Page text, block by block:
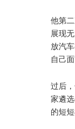
他第
展现
放汽
自己
过后
家遴
的短